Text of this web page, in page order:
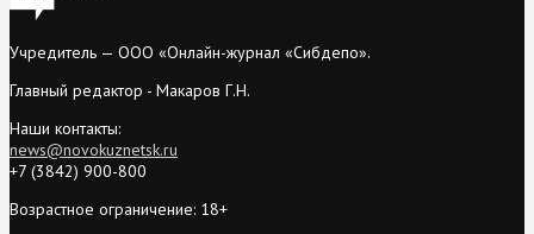
Учредитель — ООО «Онлайн-журнал «Сибдепо».
Главный редактор - Макаров Г.Н.
Наши контакты:
news@novokuznetsk.ru
+7 (3842) 900-800
Возрастное ограничение: 18+